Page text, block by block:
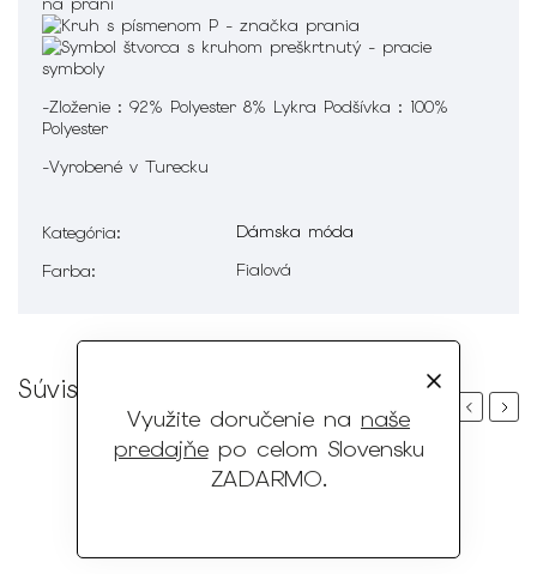
Využite doručenie na naše
predajňepo celom Slovensku
ZADARMO.
-Zloženie : 92% Polyester 8% Lykra Podšívka : 100%
Polyester
-Vyrobené v Turecku
Kategória:
Dámska móda
Farba: Fialová
Súvisiaci tovar
PreviousNext